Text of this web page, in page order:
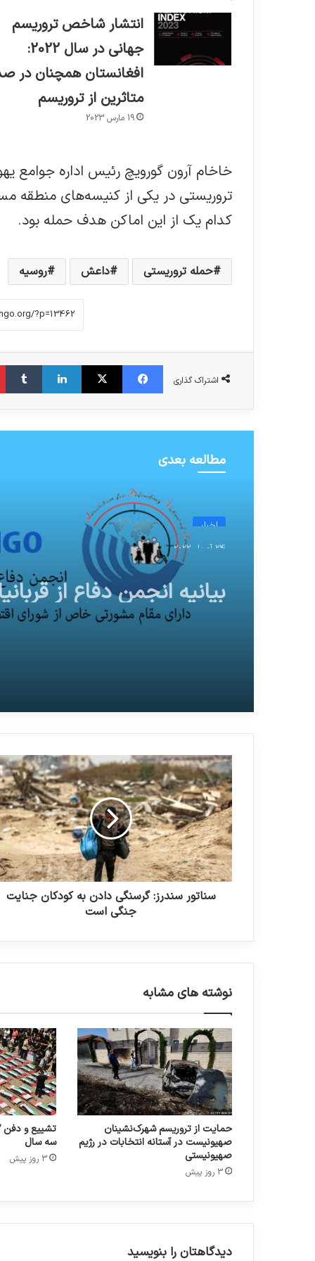
انتشار شاخص تروریسم
جهانی در سال 2022:
افغانستان همچنان در
متاثرین از تروریسم
19 مارس 2023
خاخام آرون گورویچ رئیس اداره جوامع
تروریستی در یکی از کنیسه‌های
کدام یک از این اماکن هدف حمله بود.
حمله تروریستی داعش روسیه
اشتراک گذاری
فیس بوک X لینکدین
مطالعه بعدی
اخبار
بیانیه انجمن دفاع از
تروریسم در محکومیت
تروریستی در مدرسه
سناتور سندرز: گرسنگی دادن به کودکان جنایت
جنگی است
نوشته های مشابه
حمایت از تروریسم شهرک‌نشینان
صهیونیست در آستانه انتخابات در رژیم
صهیونیستی
3 روز پیش
سه سال
3 روز پیش
دیدگاهتان را بنویسید